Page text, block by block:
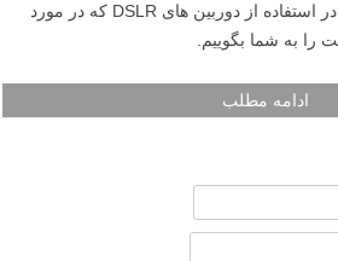
کوتاه قصد داریم چند مزیت در استفاده از دوربین های DSLR که در مورد
را به شما بگوییم.
ادامه مطلب